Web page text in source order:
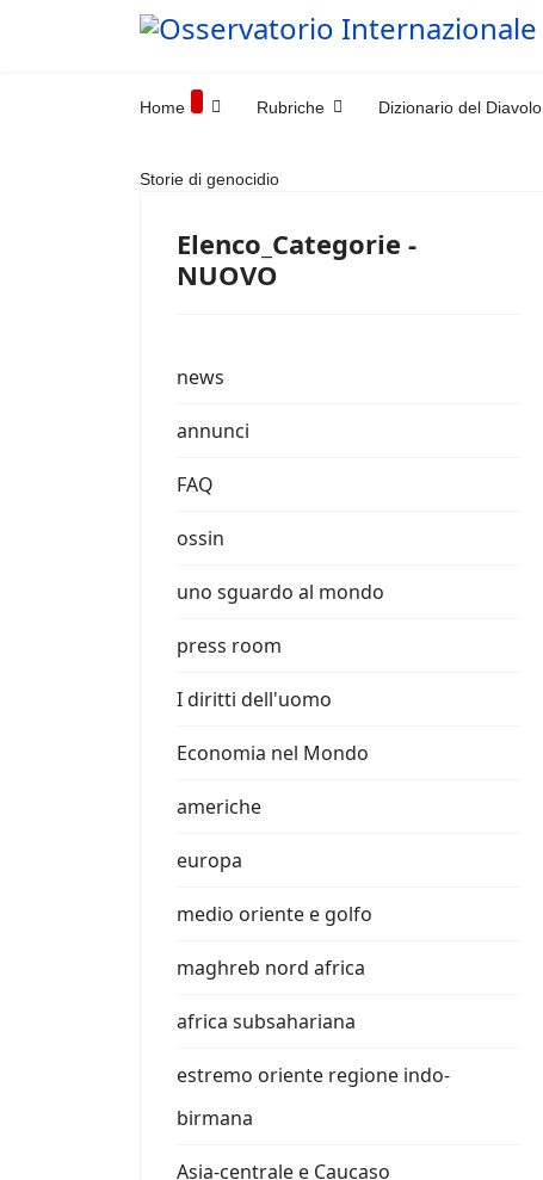
Home Rubriche Dizionario del Diavolo
Storie di genocidio
Elenco_Categorie -
NUOVO
news
annunci
FAQ
ossin
uno sguardo al mondo
press room
I diritti dell'uomo
Economia nel Mondo
americhe
europa
medio oriente e golfo
maghreb nord africa
africa subsahariana
estremo oriente regione indo-
birmana
Asia-centrale e Caucaso